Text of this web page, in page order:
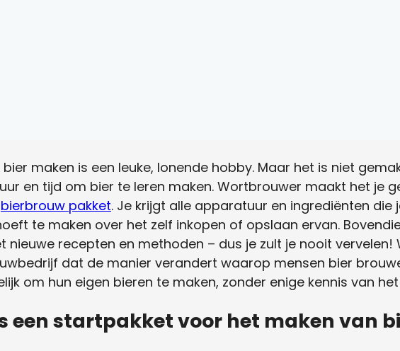
maken is een leuke, lonende hobby. Maar het is niet
en tijd om bier te leren maken. Wortbrouwer maakt het je
bierbrouw pakket. Je krijgt alle apparatuur en ingrediënten die
te maken over het zelf inkopen of opslaan ervan.
nieuwe recepten en methoden – dus je zult je nooit
dat de manier verandert waarop mensen bier
om hun eigen bieren te maken, zonder enige kennis van
een startpakket voor het maken van